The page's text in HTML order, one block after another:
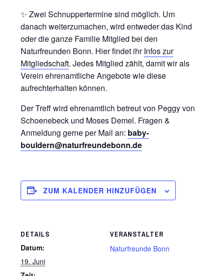
✨ Zwei Schnuppertermine sind möglich. Um
danach weiterzumachen, wird entweder das Kind
oder die ganze Familie Mitglied bei den
Naturfreunden Bonn. Hier findet ihrInfos zur
Mitgliedschaft. Jedes Mitglied zählt, damit wir als
Verein ehrenamtliche Angebote wie diese
aufrechterhalten können.
Der Treff wird ehrenamtlich betreut von Peggy von
Schoenebeck und Moses Demel. Fragen &
Anmeldung gerne per Mail an: baby-
bouldern@naturfreundebonn.de
ZUM KALENDER HINZUFÜGEN
DETAILS
Datum:
19. Juni
VERANSTALTER
Naturfreunde Bonn